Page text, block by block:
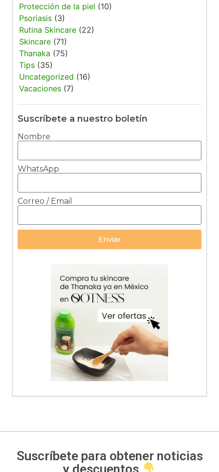
Protección de la piel (10)
Psoriasis (3)
Rutina Skincare (22)
Skincare (71)
Thanaka (75)
Tips (35)
Uncategorized (16)
Vacaciones (7)
Suscríbete a nuestro boletín
Nombre
WhatsApp
Correo / Email
Enviar
Suscríbete para obtener noticias